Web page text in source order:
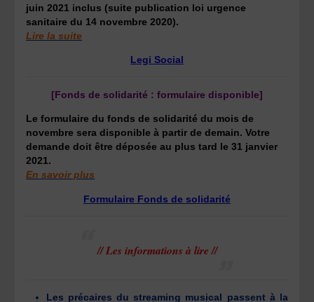
juin 2021 inclus (suite publication loi urgence
sanitaire du 14 novembre 2020).
Lire la suite
Legi Social
[Fonds de solidarité : formulaire disponible]
Le formulaire du fonds de solidarité du mois de
novembre sera disponible à partir de demain. Votre
demande doit être déposée au plus tard le 31 janvier
2021.
En savoir plus
Formulaire Fonds de solidarité
// Les informations à lire //
Les précaires du streaming musical passent à la